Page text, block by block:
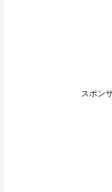
スポン